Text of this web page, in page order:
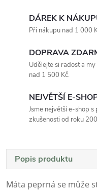
DÁREK K
Při nákupu nad 1 000
DOPRAVA
Udělejte si radost a
nad 1 500 Kč.
NEJVĚTŠÍ E-
Jsme největší e-shop
zkušenosti od roku
Popis produktu
Máta peprná se může